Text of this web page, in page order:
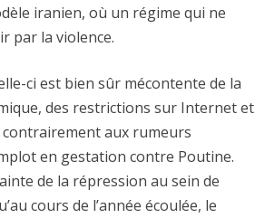
iranien, où un régime qui ne
par la violence.
ci est bien sûr mécontente de la
des restrictions sur Internet et
contrairement aux rumeurs
en gestation contre Poutine.
de la répression au sein de
cours de l’année écoulée, le